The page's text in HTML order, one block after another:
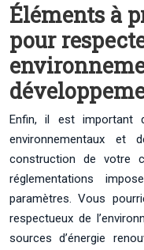
Éléments à
pour
Enfin, il est important
environnementaux et
construction de votre
réglementations
paramètres. Vous
respectueux de
sources d’énergie